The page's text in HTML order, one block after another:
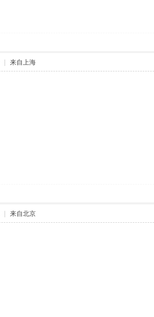
来自上海
来自北京